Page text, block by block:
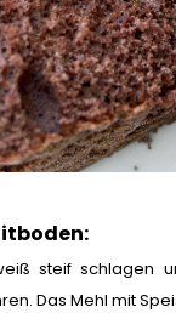
steif schlagen
Das Mehl mit